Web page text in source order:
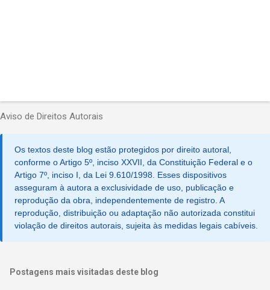
Aviso de Direitos Autorais
Os textos deste blog estão protegidos por direito autoral,
conforme o Artigo 5º, inciso XXVII, da Constituição Federal e o
Artigo 7º, inciso I, da Lei 9.610/1998. Esses dispositivos
asseguram à autora a exclusividade de uso, publicação e
reprodução da obra, independentemente de registro. A
reprodução, distribuição ou adaptação não autorizada constitui
violação de direitos autorais, sujeita às medidas legais cabíveis.
Postagens mais visitadas deste blog